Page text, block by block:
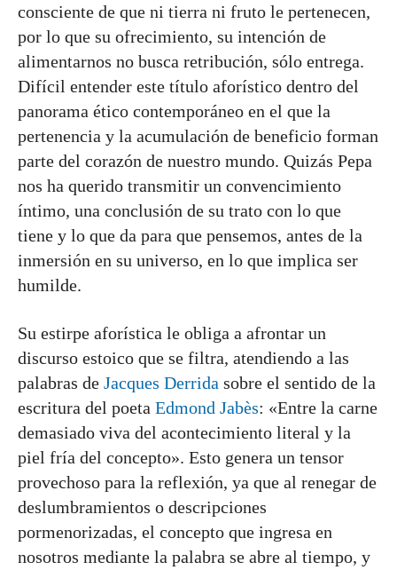
consciente de que ni tierra ni fruto le pertenecen,
por lo que su ofrecimiento, su intención de
alimentarnos no busca retribución, sólo entrega.
Difícil entender este título aforístico dentro del
panorama ético contemporáneo en el que la
pertenencia y la acumulación de beneficio forman
parte del corazón de nuestro mundo. Quizás Pepa
nos ha querido transmitir un convencimiento
íntimo, una conclusión de su trato con lo que
tiene y lo que da para que pensemos, antes de la
inmersión en su universo, en lo que implica ser
humilde.
Su estirpe aforística le obliga a afrontar un
discurso estoico que se filtra, atendiendo a las
palabras de Jacques Derrida sobre el sentido de la
escritura del poeta Edmond Jabès: «Entre la carne
demasiado viva del acontecimiento literal y la
piel fría del concepto». Esto genera un tensor
provechoso para la reflexión, ya que al renegar de
deslumbramientos o descripciones
pormenorizadas, el concepto que ingresa en
nosotros mediante la palabra se abre al tiempo, y